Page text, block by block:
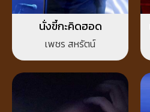
นั่งขี้กะคิดฮอด
เพชร สหรัตน์